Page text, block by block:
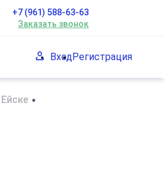
+7 (961) 588-63-63
Заказать звонок
ВходРегистрация
•